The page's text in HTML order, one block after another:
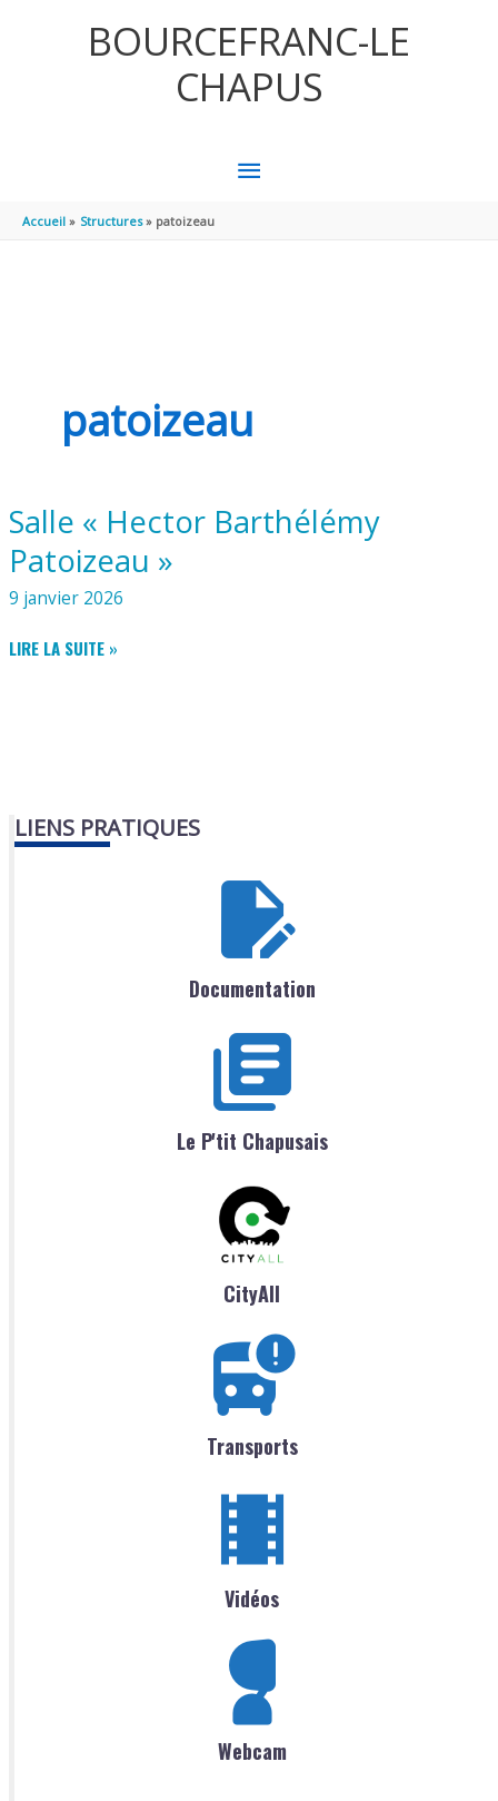
BOURCEFRANC-LE
CHAPUS
MENU
Accueil Structures patoizeau
patoizeau
Salle « Hector Barthélémy
Patoizeau »
9 janvier 2026
SALLE
LIRE LA SUITE »
LIENS PRATIQUES
Documentation
Le P'tit Chapusais
CityAll
Transports
Vidéos
Webcam